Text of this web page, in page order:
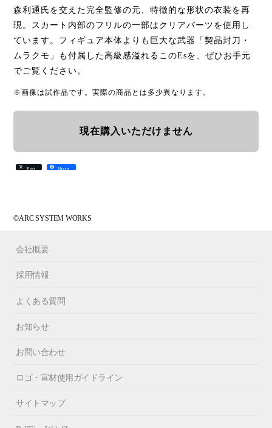
森利通氏を交えた完全監修の元、特徴的な形状の衣装を再
現。スカート内部のフリルの一部はクリアパーツを使用し
ています。フィギュア本体よりも巨大な武器「契晶封刀・
ムラクモ」も付属した高級感溢れるこのEsを、ぜひお手元
でご覧ください。
※画像は試作品です。実際の商品とは多少異なります。
現在購入いただけません
Post Share
©ARC SYSTEM WORKS
会社概要
採用情報
よくある質問
お知らせ
お問い合わせ
ロゴ・宣材使用ガイドライン
サイトマップ